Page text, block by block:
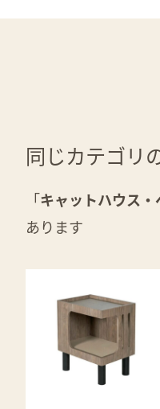
同じカテゴリ
「キャットハウス・
あります